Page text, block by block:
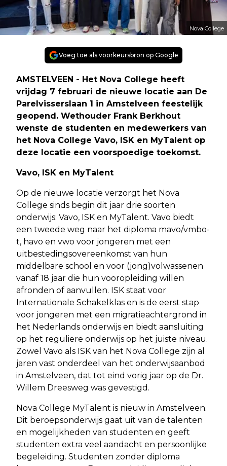
Nova College
Voeg toe als voorkeursbron op Google
AMSTELVEEN - Het Nova College heeft
vrijdag 7 februari de nieuwe locatie aan De
Parelvisserslaan 1 in Amstelveen feestelijk
geopend. Wethouder Frank Berkhout
wenste de studenten en medewerkers van
het Nova College Vavo, ISK en MyTalent op
deze locatie een voorspoedige toekomst.
Vavo, ISK en MyTalent
Op de nieuwe locatie verzorgt het Nova
College sinds begin dit jaar drie soorten
onderwijs: Vavo, ISK en MyTalent. Vavo biedt
een tweede weg naar het diploma mavo/vmbo-
t, havo en vwo voor jongeren met een
uitbestedingsovereenkomst van hun
middelbare school en voor (jong)volwassenen
vanaf 18 jaar die hun vooropleiding willen
afronden of aanvullen. ISK staat voor
Internationale Schakelklas en is de eerst stap
voor jongeren met een migratieachtergrond in
het Nederlands onderwijs en biedt aansluiting
op het reguliere onderwijs op het juiste niveau.
Zowel Vavo als ISK van het Nova College zijn al
jaren vast onderdeel van het onderwijsaanbod
in Amstelveen, dat tot eind vorig jaar op de Dr.
Willem Dreesweg was gevestigd.
Nova College MyTalent is nieuw in Amstelveen.
Dit beroepsonderwijs gaat uit van de talenten
en mogelijkheden van studenten en geeft
studenten extra veel aandacht en persoonlijke
begeleiding. Studenten zonder diploma